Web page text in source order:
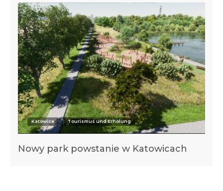
Katowice Tourismus und Erholung
Nowy park powstanie w Katowicach